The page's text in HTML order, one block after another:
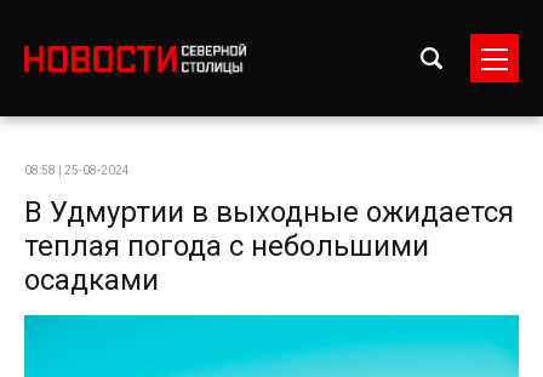
08:58 | 25-08-2024
В Удмуртии в выходные ожидается
теплая погода с небольшими
осадками